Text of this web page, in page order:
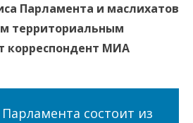
Парламента и маслихатов
территориальным
корреспондент МИА
состоит из